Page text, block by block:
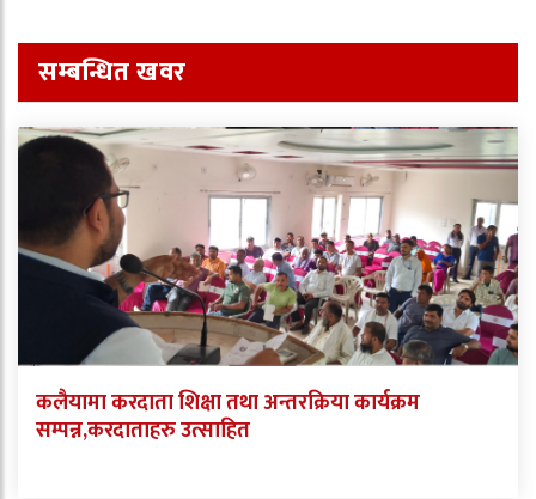
सम्बन्धित खवर
कलैयामा करदाता शिक्षा तथा अन्तरक्रिया कार्यक्रम
सम्पन्न,करदाताहरु उत्साहित